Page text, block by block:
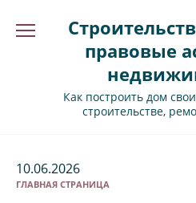
правовые
Как построить дом
строительстве,
10.06.2026
ГЛАВНАЯ СТРАНИЦА